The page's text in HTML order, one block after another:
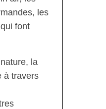
les
font
la
à travers